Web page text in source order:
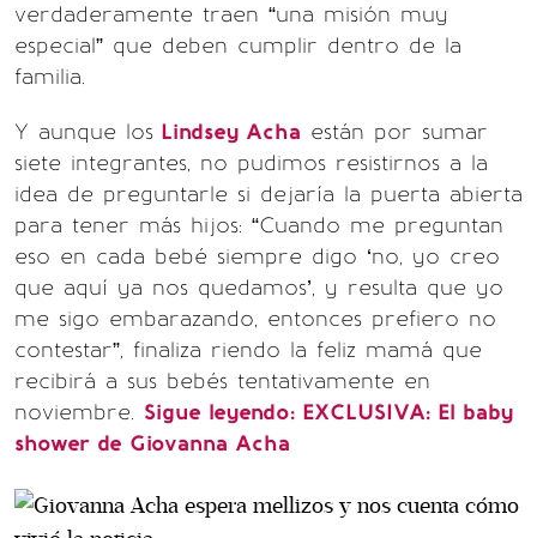
verdaderamente traen “una misión muy
especial” que deben cumplir dentro de la
familia.
Y aunque los Lindsey Acha están por sumar
siete integrantes, no pudimos resistirnos a la
idea de preguntarle si dejaría la puerta abierta
para tener más hijos: “Cuando me preguntan
eso en cada bebé siempre digo ‘no, yo creo
que aquí ya nos quedamos’, y resulta que yo
me sigo embarazando, entonces prefiero no
contestar”, finaliza riendo la feliz mamá que
recibirá a sus bebés tentativamente en
noviembre. Sigue leyendo: EXCLUSIVA: El baby
shower de Giovanna Acha